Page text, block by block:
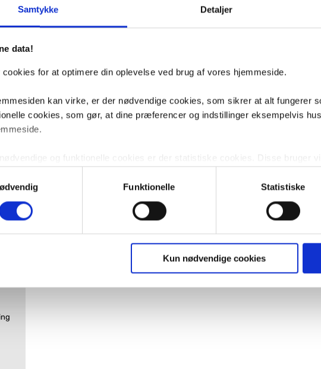
Samtykke Detaljer
data!
cookies for at optimere din oplevelse ved brug af vores hjemmeside.
kan virke, er der nødvendige cookies, som sikrer at alt fungerer
cookies, som gør, at dine præferencer og indstillinger eksempelvis
nødvendige og funktionelle cookies er der statistiske cookies. Disse bruger
på annonceindhold, som giver mening for den enkelte af vores kunder.
bruger både egne cookies og tredjeparts cookies. Ved at klikke 'Vis
alle cookies, så giver du samtykke til de ovenfor nævnte formål
også mulighed for at vælge bestemte cookie-typer til og fra nedenfor. Til
samtykke, hvis du måtte ønske det.
mere om, hvordan vi behandler dine personoplysninger, ved at klikke
Funktionelle Statistiske
Kun nødvendige cookies
Vi kan skaffe næsten alt,forespørg på VVS artiklen herog vi giver dig